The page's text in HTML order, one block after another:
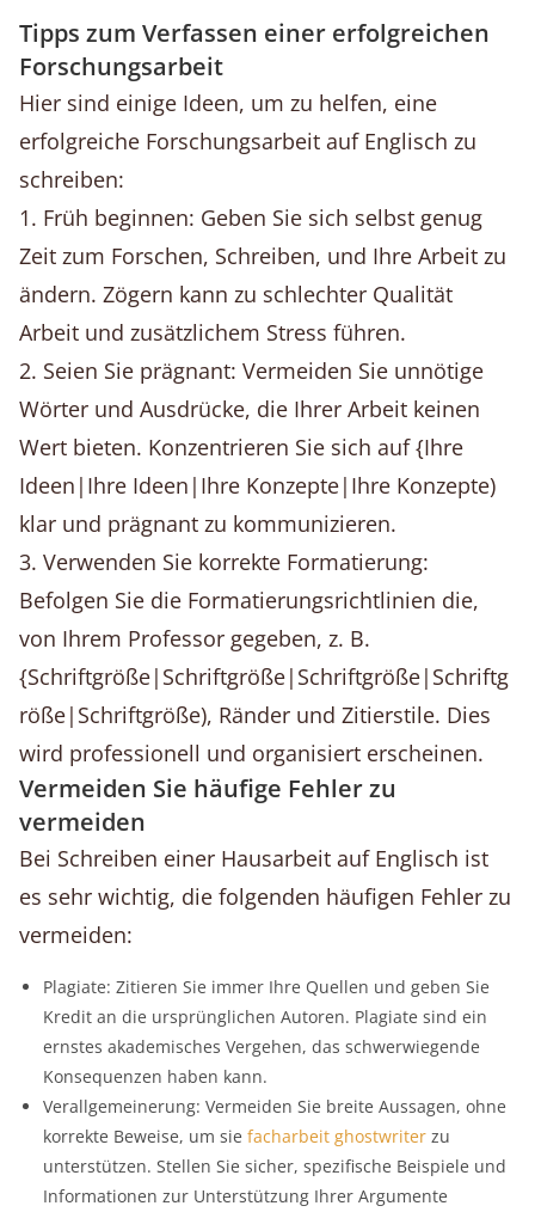
Tipps zum Verfassen einer erfolgreichen
Forschungsarbeit
Hier sind einige Ideen, um zu helfen, eine
erfolgreiche Forschungsarbeit auf Englisch zu
schreiben:
1. Früh beginnen: Geben Sie sich selbst genug
Zeit zum Forschen, Schreiben, und Ihre Arbeit zu
ändern. Zögern kann zu schlechter Qualität
Arbeit und zusätzlichem Stress führen.
2. Seien Sie prägnant: Vermeiden Sie unnötige
Wörter und Ausdrücke, die Ihrer Arbeit keinen
Wert bieten. Konzentrieren Sie sich auf {Ihre
Ideen|Ihre Ideen|Ihre Konzepte|Ihre Konzepte)
klar und prägnant zu kommunizieren.
3. Verwenden Sie korrekte Formatierung:
Befolgen Sie die Formatierungsrichtlinien die,
von Ihrem Professor gegeben, z. B.
{Schriftgröße|Schriftgröße|Schriftgröße|Schriftg
röße|Schriftgröße), Ränder und Zitierstile. Dies
wird professionell und organisiert erscheinen.
Vermeiden Sie häufige Fehler zu
vermeiden
Bei Schreiben einer Hausarbeit auf Englisch ist
es sehr wichtig, die folgenden häufigen Fehler zu
vermeiden:
Plagiate: Zitieren Sie immer Ihre Quellen und geben Sie
Kredit an die ursprünglichen Autoren. Plagiate sind ein
ernstes akademisches Vergehen, das schwerwiegende
Konsequenzen haben kann.
Verallgemeinerung: Vermeiden Sie breite Aussagen, ohne
korrekte Beweise, um sie facharbeit ghostwriter zu
unterstützen. Stellen Sie sicher, spezifische Beispiele und
Informationen zur Unterstützung Ihrer Argumente